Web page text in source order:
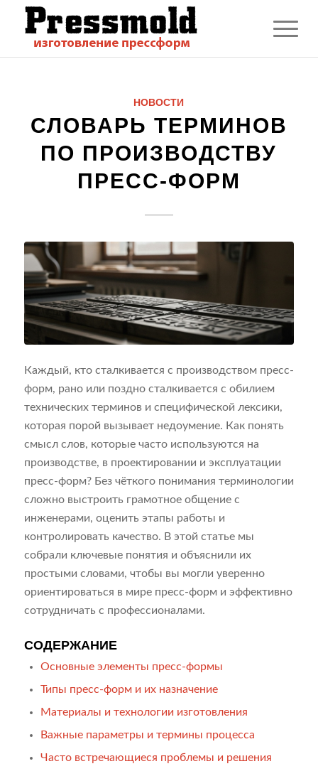
НОВОСТИ
СЛОВАРЬ ТЕРМИНОВ
ПО ПРОИЗВОДСТВУ
ПРЕСС-ФОРМ
Каждый, кто сталкивается с производством пресс-
форм, рано или поздно сталкивается с обилием
технических терминов и специфической лексики,
которая порой вызывает недоумение. Как понять
смысл слов, которые часто используются на
производстве, в проектировании и эксплуатации
пресс-форм? Без чёткого понимания терминологии
сложно выстроить грамотное общение с
инженерами, оценить этапы работы и
контролировать качество. В этой статье мы
собрали ключевые понятия и объяснили их
простыми словами, чтобы вы могли уверенно
ориентироваться в мире пресс-форм и эффективно
сотрудничать с профессионалами.
СОДЕРЖАНИЕ
Основные элементы пресс-формы
Типы пресс-форм и их назначение
Материалы и технологии изготовления
Важные параметры и термины процесса
Часто встречающиеся проблемы и решения